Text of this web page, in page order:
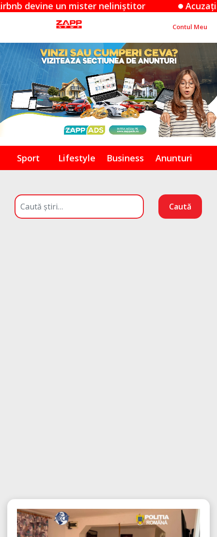
un mister neliniștitor Acuzațiile Apple
Contul Meu
Sport Lifestyle Business Anunturi
Caută